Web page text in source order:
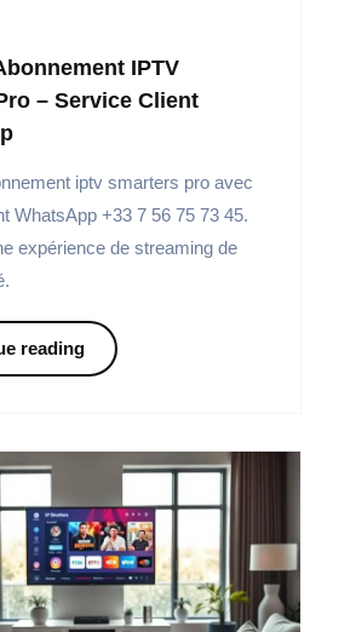
IPTV
– Service Client
iptv smarters pro avec
WhatsApp +33 7 56 75 73 45.
expérience de streaming de
reading